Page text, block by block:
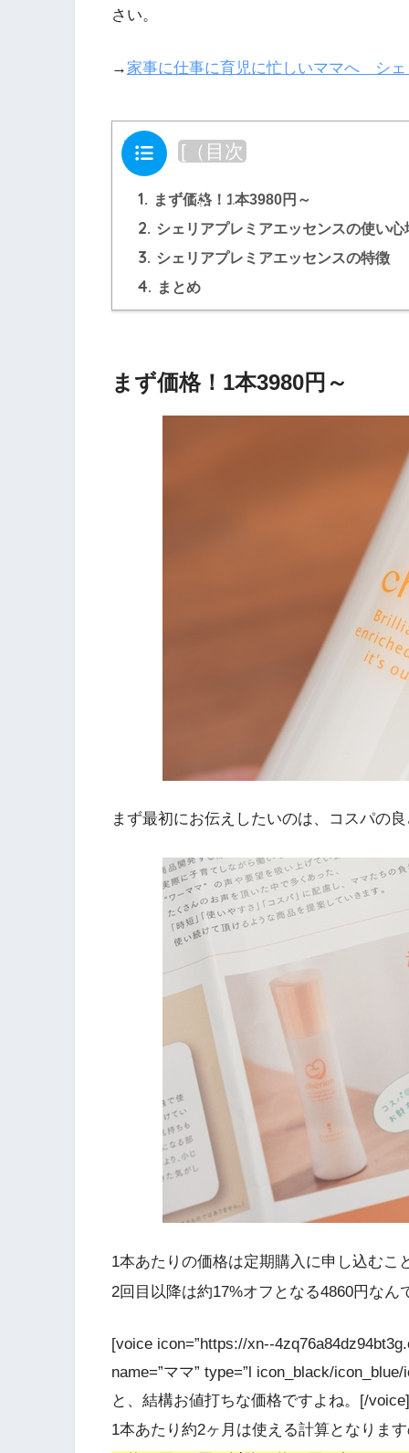
さい。
→ 家事に仕事に育児に忙しいママへ シェ
目次 [ （目次
る）]
1. まず価格！1本3980円～
2. シェリアプレミアエッセンスの使い心
3. シェリアプレミアエッセンスの特徴
4. まとめ
まず価格！1本3980円～
まず最初にお伝えしたいのは、コスパの
1本あたりの価格は定期購入に申し込むこ
2回目以降は約17%オフとなる4860円なん
[voice icon=”https://xn--
name=”ママ” type=”l icon_black/
と、結構お値打ちな価格ですよね。[/voice]
1本あたり約2ヶ月は使える計算となりま